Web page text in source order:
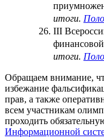
итоги.
III
итоги.
Обращаем внимание,
избежание
прав, а также
всем участникам
проходить
Информационной